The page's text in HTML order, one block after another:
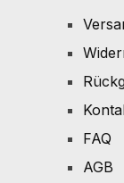
FAQ
AGB